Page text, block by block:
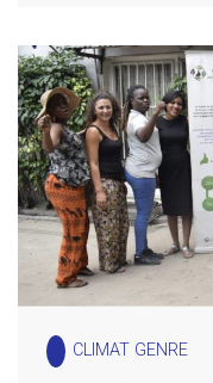
CLIMAT GENRE